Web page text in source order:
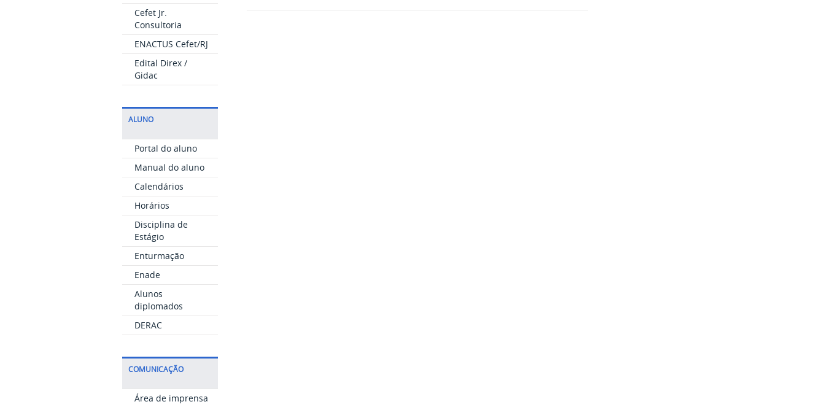
Cefet Jr.
Consultoria
ENACTUS Cefet/RJ
Edital Direx /
Gidac
ALUNO
Portal do aluno
Manual do aluno
Calendários
Horários
Disciplina de
Estágio
Enturmação
Enade
Alunos
diplomados
DERAC
COMUNICAÇÃO
Área de imprensa